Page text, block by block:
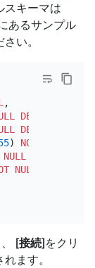
スキーマは
あるサンプル
い。
,
DEFAULT
DEFAULT
) NOT NULL
NULL
[接続] をクリ
ます。